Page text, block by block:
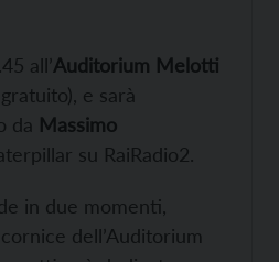
all’Auditorium Melotti
e sarà
da Massimo
su RaiRadio2.
in due momenti,
dell’Auditorium